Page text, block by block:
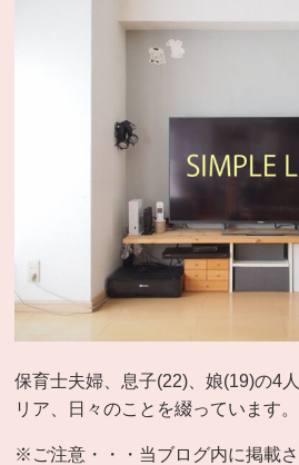
保育士夫婦、息子(22)、娘(19)の4
リア、日々のことを綴っています。
※ご注意・・・当ブログ内に掲載